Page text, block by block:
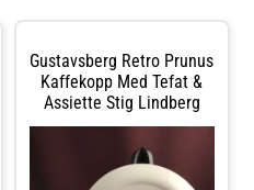
Gustavsberg Retro Prunus
Kaffekopp Med Tefat &
Assiette Stig Lindberg